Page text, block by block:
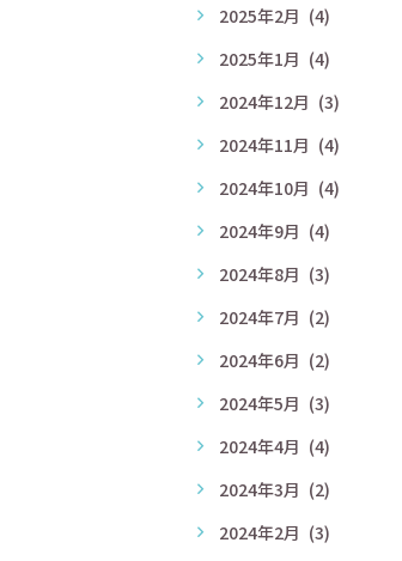
2025年2月 (4)
2025年1月 (4)
2024年12月 (3)
2024年11月 (4)
2024年10月 (4)
2024年9月 (4)
2024年8月 (3)
2024年7月 (2)
2024年6月 (2)
2024年5月 (3)
2024年4月 (4)
2024年3月 (2)
2024年2月 (3)